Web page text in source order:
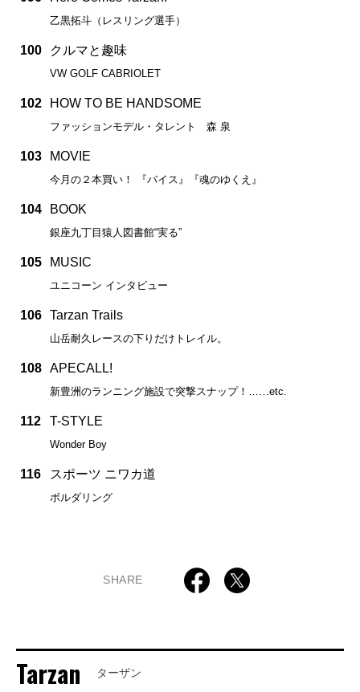
乙黒拓斗（レスリング選手）
100 クルマと趣味
VW GOLF CABRIOLET
102 HOW TO BE HANDSOME
ファッションモデル・タレント 森 泉
103 MOVIE
今月の２本買い！ 『バイス』『魂のゆくえ』
104 BOOK
銀座九丁目猿人図書館“実る”
105 MUSIC
ユニコーン インタビュー
106 Tarzan Trails
山岳耐久レースの下りだけトレイル。
108 APECALL!
新豊洲のランニング施設で突撃スナップ！……etc.
112 T-STYLE
Wonder Boy
116 スポーツ ニワカ道
ボルダリング
SHARE
Tarzan ターザン